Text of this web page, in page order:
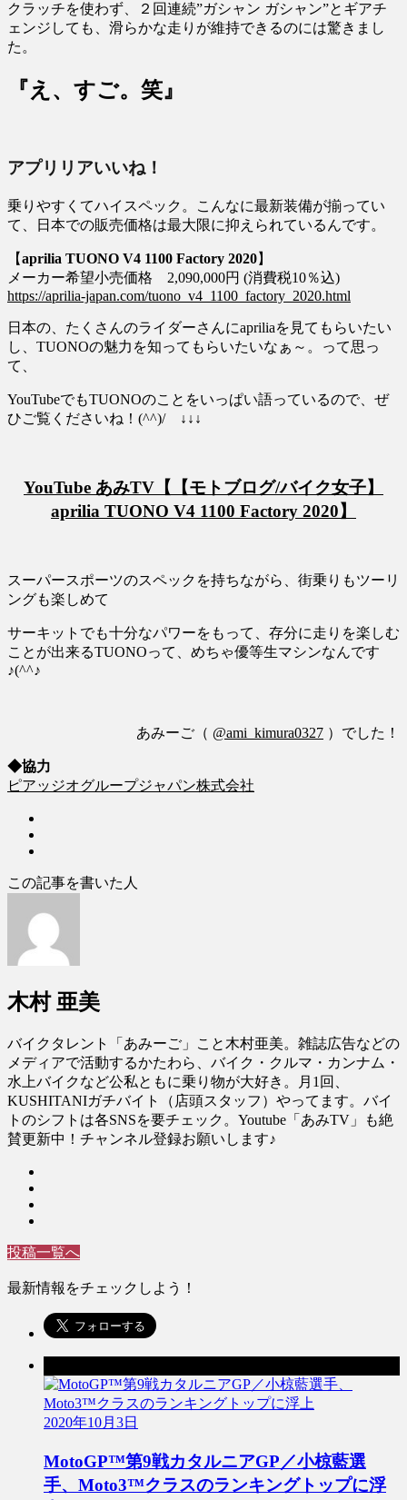
クラッチを使わず、２回連続”ガシャン ガシャン”とギアチ
ェンジしても、滑らかな走りが維持できるのには驚きまし
た。
『え、すご。笑』
アプリリアいいね！
乗りやすくてハイスペック。こんなに最新装備が揃ってい
て、日本での販売価格は最大限に抑えられているんです。
【aprilia TUONO V4 1100 Factory 2020】
メーカー希望小売価格 2,090,000円 (消費税10％込)
https://aprilia-japan.com/tuono_v4_1100_factory_2020.html
日本の、たくさんのライダーさんにapriliaを見てもらいたい
し、TUONOの魅力を知ってもらいたいなぁ～。って思っ
て、
YouTubeでもTUONOのことをいっぱい語っているので、ぜ
ひご覧くださいね！(^^)/ ↓↓↓
YouTube あみTV【【モトブログ/バイク女子】
aprilia TUONO V4 1100 Factory 2020】
スーパースポーツのスペックを持ちながら、街乗りもツーリ
ングも楽しめて
サーキットでも十分なパワーをもって、存分に走りを楽しむ
ことが出来るTUONOって、めちゃ優等生マシンなんです
♪(^^♪
あみーご（ @ami_kimura0327 ）でした！
◆協力
ピアッジオグループジャパン株式会社
この記事を書いた人
木村 亜美
バイクタレント「あみーご」こと木村亜美。雑誌広告などの
メディアで活動するかたわら、バイク・クルマ・カンナム・
水上バイクなど公私ともに乗り物が大好き。月1回、
KUSHITANIガチバイト（店頭スタッフ）やってます。バイ
トのシフトは各SNSを要チェック。Youtube「あみTV」も絶
賛更新中！チャンネル登録お願いします♪
投稿一覧へ
最新情報をチェックしよう！
2020年10月3日
MotoGP™第9戦カタルニアGP／小椋藍選
手、Moto3™クラスのランキングトップに浮